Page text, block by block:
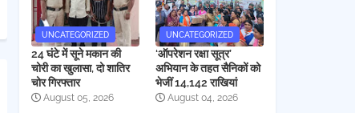
UNCATEGORIZED
24 घंटे में सूने मकान की
चोरी का खुलासा, दो शातिर
चोर गिरफ्तार
August 05, 2026
UNCATEGORIZED
‘ऑपरेशन रक्षा सूत्र’
अभियान के तहत सैनिकों को
भेजीं 14,142 राखियां
August 04, 2026